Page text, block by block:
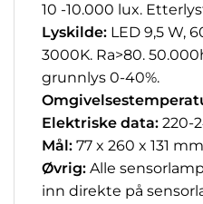
10 -10.000 lux.
Lyskilde: LED 9,5 W,
3000K. Ra>80.
grunnlys 0-40%.
Elektriske data: 220-
Mål: 77 x 260 x 131 mm
Øvrig: Alle
inn direkte på